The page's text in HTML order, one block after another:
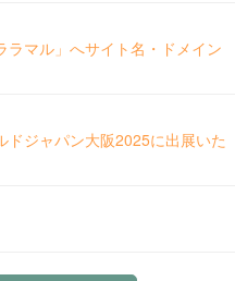
ラマル」へサイト名・ドメイン
ドジャパン大阪2025に出展いた